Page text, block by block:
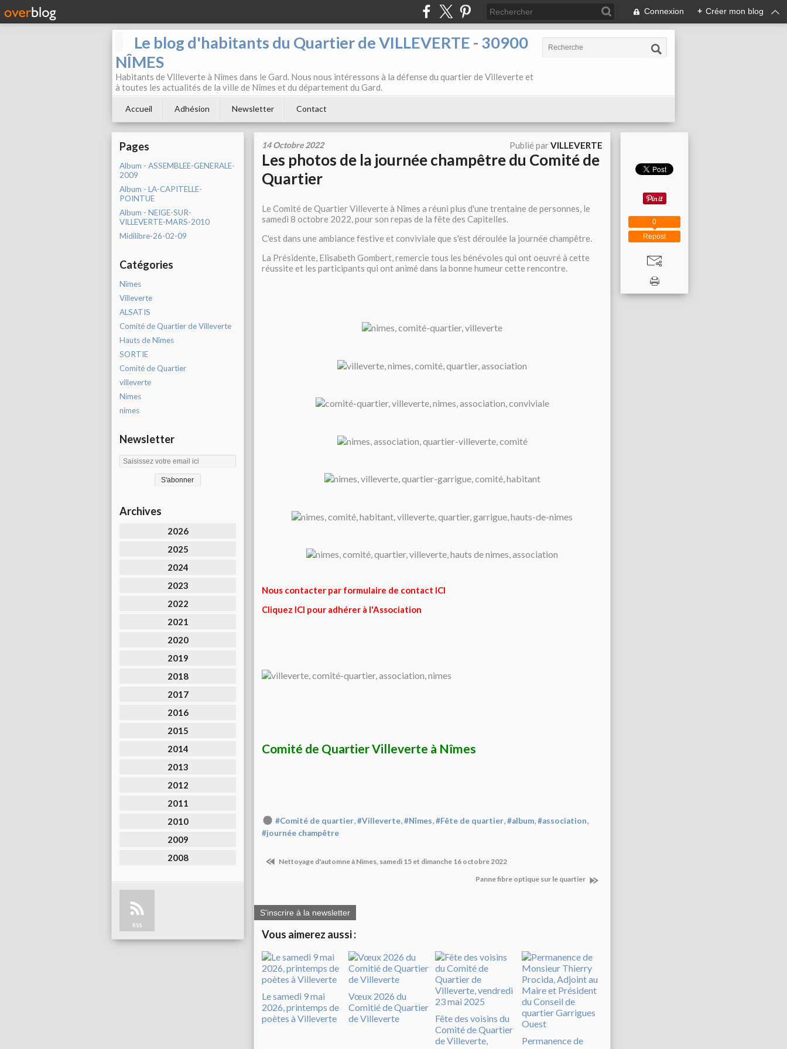
Connexion + Créer mon blog
Le blog d'habitants du Quartier de VILLEVERTE - 30900
NÎMES
Habitants de Villeverte à Nîmes dans le Gard. Nous nous intéressons à la défense du quartier de Villeverte et
à toutes les actualités de la ville de Nîmes et du département du Gard.
Accueil Adhésion Newsletter Contact
Pages
Album - ASSEMBLEE-GENERALE-
2009
Album - LA-CAPITELLE-
POINTUE
Album - NEIGE-SUR-
VILLEVERTE-MARS-2010
Midilibre-26-02-09
Catégories
Nîmes
Villeverte
ALSATIS
Comité de Quartier de Villeverte
Hauts de Nîmes
SORTIE
Comité de Quartier
villeverte
Nimes
nimes
Newsletter
Archives
2026
2025
2024
2023
2022
2021
2020
2019
2018
2017
2016
2015
2014
2013
2012
2011
2010
2009
2008
RSS
14 Octobre 2022 Publié parVILLEVERTE
Les photos de la journée champêtre du Comité de
Quartier
Le Comité de Quartier Villeverte à Nîmes a réuni plus d'une trentaine de personnes, le
samedi 8 octobre 2022, pour son repas de la fête des Capitelles.
C'est dans une ambiance festive et conviviale que s'est déroulée la journée champêtre.
La Présidente, Elisabeth Gombert, remercie tous les bénévoles qui ont oeuvré à cette
réussite et les participants qui ont animé dans la bonne humeur cette rencontre.
Nous contacter par formulaire de contact ICI
Cliquez ICI pour adhérer à l'Association
Comité de Quartier Villeverte à Nîmes
#Comité de quartier,#Villeverte,#Nîmes,#Fête de quartier,#album,#association,
#journée champêtre
Nettoyage d'automne à Nîmes, samedi 15 et dimanche 16 octobre 2022
Panne fibre optique sur le quartier
S'inscrire à la newsletter
Vous aimerez aussi :
Le samedi 9 mai
2026, printemps de
poètes à Villeverte
Vœux 2026 du
Comitié de Quartier
de Villeverte
Fête des voisins du
Comité de Quartier
de Villeverte,
Permanence de
Repost
0